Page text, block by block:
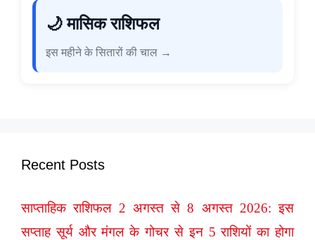
🌙 मासिक राशिफल
इस महीने के सितारों की चाल →
Recent Posts
साप्ताहिक राशिफल 2 अगस्त से 8 अगस्त 2026: इस
सप्ताह सूर्य और मंगल के गोचर से इन 5 राशियों का होगा